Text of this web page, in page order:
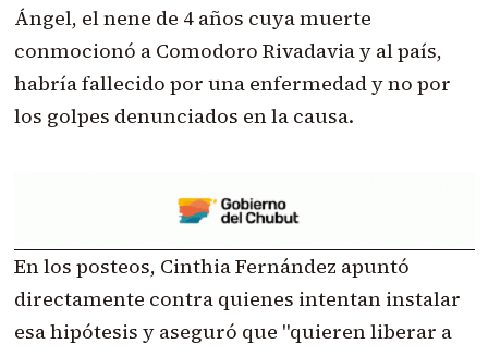
Ángel, el nene de 4 años cuya muerte
conmocionó a Comodoro Rivadavia y al país,
habría fallecido por una enfermedad y no por
los golpes denunciados en la causa.
En los posteos, Cinthia Fernández apuntó
directamente contra quienes intentan instalar
esa hipótesis y aseguró que "quieren liberar a